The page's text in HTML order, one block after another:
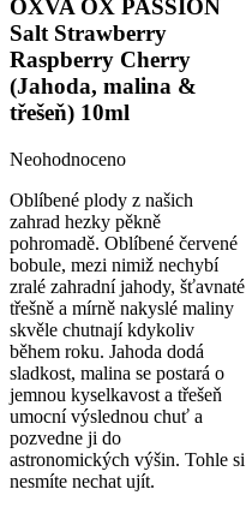
OXVA OX PASSION
Salt Strawberry
Raspberry Cherry
(Jahoda, malina &
třešeň) 10ml
Neohodnoceno
Oblíbené plody z našich
zahrad hezky pěkně
pohromadě. Oblíbené červené
bobule, mezi nimiž nechybí
zralé zahradní jahody, šťavnaté
třešně a mírně nakyslé maliny
skvěle chutnají kdykoliv
během roku. Jahoda dodá
sladkost, malina se postará o
jemnou kyselkavost a třešeň
umocní výslednou chuť a
pozvedne ji do
astronomických výšin. Tohle si
nesmíte nechat ujít.